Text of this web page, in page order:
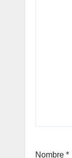
Nombre *